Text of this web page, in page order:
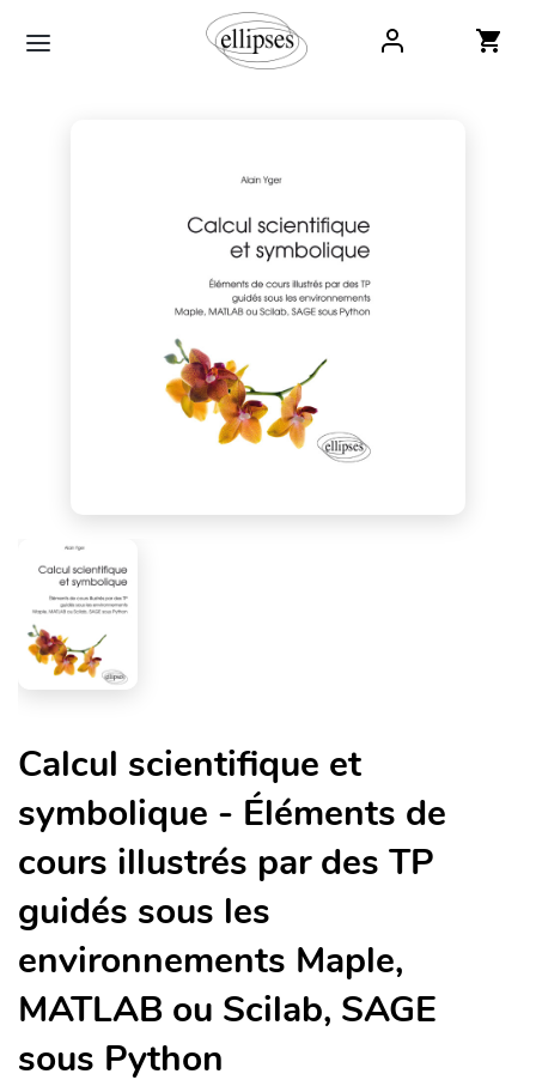
Calcul scientifique et
symbolique - Éléments de
cours illustrés par des TP
guidés sous les
environnements Maple,
MATLAB ou Scilab, SAGE
sous Python